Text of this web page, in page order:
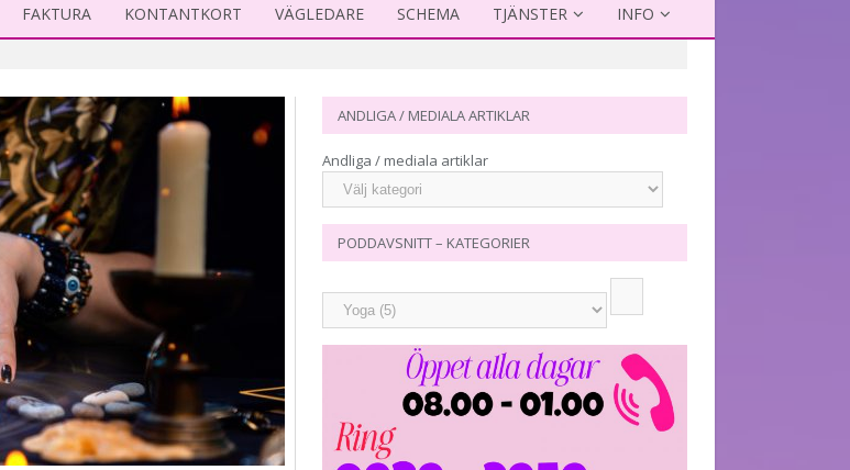
FAKTURA KONTANTKORT VÄGLEDARE SCHEMA TJÄNSTER INFO
ANDLIGA / MEDIALA ARTIKLAR
Andliga / mediala artiklar
PODDAVSNITT – KATEGORIER